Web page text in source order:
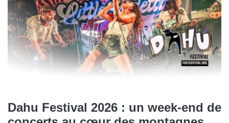
Dahu Festival 2026 : un week-end de